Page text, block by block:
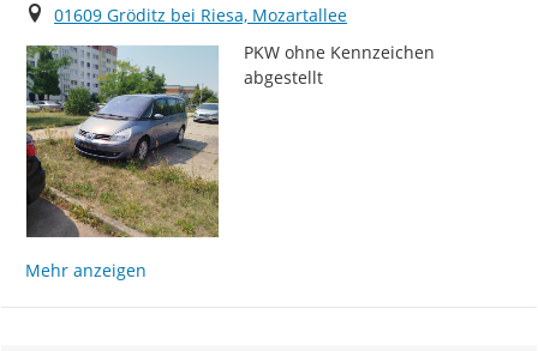
Ort
01609 Gröditz bei Riesa, Mozartallee
PKW ohne Kennzeichen
abgestellt
Mehr anzeigen